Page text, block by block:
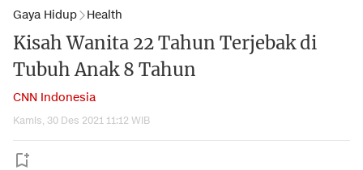
Gaya Hidup Health
Kisah Wanita 22 Tahun Terjebak di
Tubuh Anak 8 Tahun
CNN Indonesia
Kamis, 30 Des 2021 11:12 WIB